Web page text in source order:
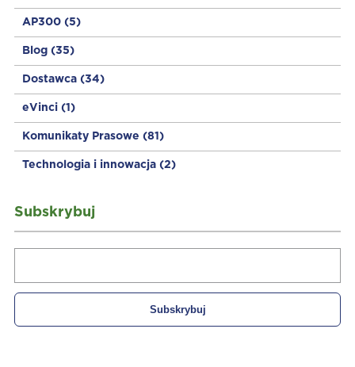
AP300 (5)
Blog (35)
Dostawca (34)
eVinci (1)
Komunikaty Prasowe (81)
Technologia i innowacja (2)
Subskrybuj